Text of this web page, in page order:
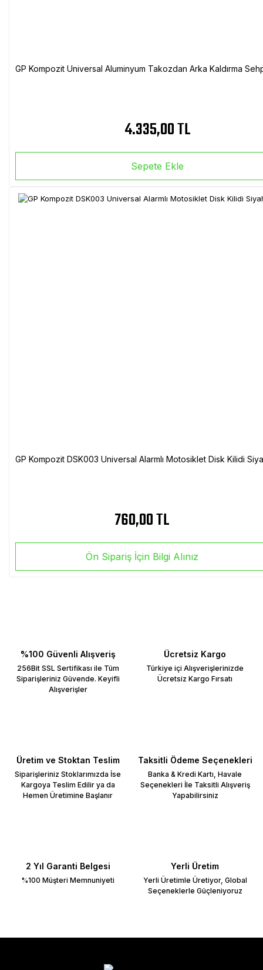
GP Kompozit Universal Aluminyum Takozdan Arka Kaldırma
4.335,00 TL
Sepete Ekle
GP Kompozit DSK003 Universal Alarmlı Motosiklet Disk Kilidi
760,00 TL
Ön Sipariş İçin Bilgi Alınız
%100 Güvenli Alışveriş
256Bit SSL Sertifikası ile Tüm
Siparişleriniz Güvende. Keyifli
Alışverişler
Ücretsiz Kargo
Türkiye içi Alışverişlerinizde
Ücretsiz Kargo Fırsatı
Üretim ve Stoktan Teslim
Siparişleriniz Stoklarımızda İse
Kargoya Teslim Edilir ya da
Hemen Üretimine Başlanır
Taksitli Ödeme Seçenekleri
Banka & Kredi Kartı, Havale
Seçenekleri İle Taksitli Alışveriş
Yapabilirsiniz
2 Yıl Garanti Belgesi
%100 Müşteri Memnuniyeti
Yerli Üretim
Yerli Üretimle Üretiyor, Global
Seçeneklerle Güçleniyoruz